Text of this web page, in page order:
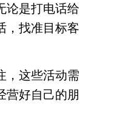
论是打电话给
，找准目标客
，这些活动需
营好自己的朋